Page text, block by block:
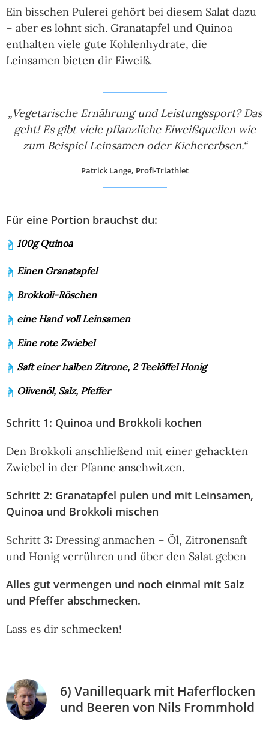
Ein bisschen Pulerei gehört bei diesem Salat dazu
– aber es lohnt sich. Granatapfel und Quinoa
enthalten viele gute Kohlenhydrate, die
Leinsamen bieten dir Eiweiß.
„Vegetarische Ernährung und Leistungssport? Das
geht! Es gibt viele pflanzliche Eiweißquellen wie
zum Beispiel Leinsamen oder Kichererbsen.“
Patrick Lange, Profi-Triathlet
Für eine Portion brauchst du:
100g Quinoa
Einen Granatapfel
Brokkoli-Röschen
eine Hand voll Leinsamen
Eine rote Zwiebel
Saft einer halben Zitrone, 2 Teelöffel Honig
Olivenöl, Salz, Pfeffer
Schritt 1: Quinoa und Brokkoli kochen
Den Brokkoli anschließend mit einer gehackten
Zwiebel in der Pfanne anschwitzen.
Schritt 2: Granatapfel pulen und mit Leinsamen,
Quinoa und Brokkoli mischen
Schritt 3: Dressing anmachen – Öl, Zitronensaft
und Honig verrühren und über den Salat geben
Alles gut vermengen und noch einmal mit Salz
und Pfeffer abschmecken.
Lass es dir schmecken!
6) Vanillequark mit Haferflocken
und Beeren von Nils Frommhold